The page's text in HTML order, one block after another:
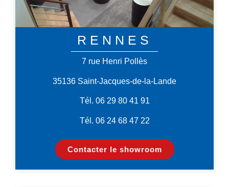
RENNES
7 rue Henri Pollès
35136 Saint-Jacques-de-la-Lande
Tél. 06 29 80 41 91
Tél. 06 24 68 47 22
Contacter le showroom